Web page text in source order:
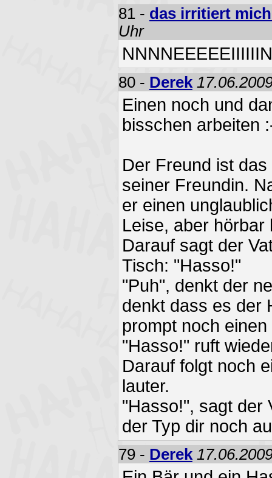
81 - das irritiert
Uhr
80 - Derek
Einen noch und
bisschen arbeiten
Der Freund ist
seiner Freundin.
er einen
Leise, aber
Darauf sagt der
Tisch: "Hasso!"
"Puh", denkt der
denkt dass es der
prompt noch
"Hasso!" ruft
Darauf folgt noch
lauter.
"Hasso!", sagt der
der Typ dir noch
79 - Derek